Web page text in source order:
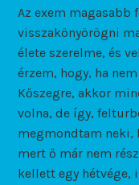
Az exem magasabb
visszakönyörögni
élete szerelme, és
érzem, hogy, ha
Kőszegre, akkor
volna, de így,
megmondtam neki,
mert ő már nem
kellett egy hétvége,